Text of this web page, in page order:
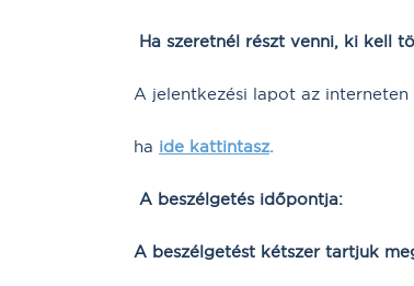
Ha szeretnél részt venni, ki kell
A jelentkezési lapot az
ha ide kattintasz.
A beszélgetés időpontja:
A beszélgetést kétszer tartjuk